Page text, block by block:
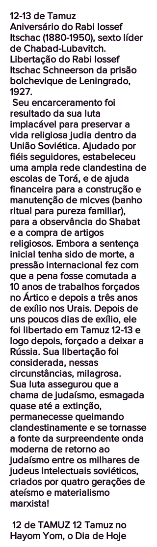
12-13 de Tamuz
Aniversário do Rabi Iossef
Itschac (1880-1950), sexto líder
de Chabad-Lubavitch.
Libertação do Rabi Iossef
Itschac Schneerson da prisão
bolchevique de Leningrado,
1927.
Seu encarceramento foi
resultado da sua luta
implacável para preservar a
vida religiosa judia dentro da
União Soviética. Ajudado por
fiéis seguidores, estabeleceu
uma ampla rede clandestina de
escolas de Torá, e de ajuda
financeira para a construção e
manutenção de micves (banho
ritual para pureza familiar),
para a observância do Shabat
e a compra de artigos
religiosos. Embora a sentença
inicial tenha sido de morte, a
pressão internacional fez com
que a pena fosse comutada a
10 anos de trabalhos forçados
no Ártico e depois a três anos
de exílio nos Urais. Depois de
uns poucos dias de exílio, ele
foi libertado em Tamuz 12-13 e
logo depois, forçado a deixar a
Rússia. Sua libertação foi
considerada, nessas
circunstâncias, milagrosa.
Sua luta assegurou que a
chama de judaísmo, esmagada
quase até a extinção,
permanecesse queimando
clandestinamente e se tornasse
a fonte da surpreendente onda
moderna de retorno ao
judaísmo entre os milhares de
judeus intelectuais soviéticos,
criados por quatro gerações de
ateísmo e materialismo
marxista!
12 de TAMUZ 12 Tamuz no
Hayom Yom, o Dia de Hoje